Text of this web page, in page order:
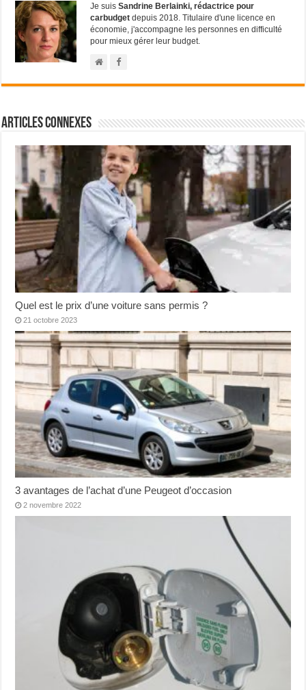
Je suisSandrine Berlainki, rédactrice pour
carbudget depuis 2018. Titulaire d'une licence en
économie, j'accompagne les personnes en difficulté
pour mieux gérer leur budget.
Articles connexes
Quel est le prix d’une voiture sans permis ?
21 octobre 2023
3 avantages de l’achat d’une Peugeot d’occasion
2 novembre 2022